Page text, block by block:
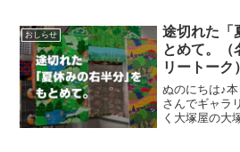
る、２日間限
容は各店ごと
おしらせ
途切れた「
とめて。（
リートーク）
ぬのにちは♪
さんでギャラ
く大塚屋の大